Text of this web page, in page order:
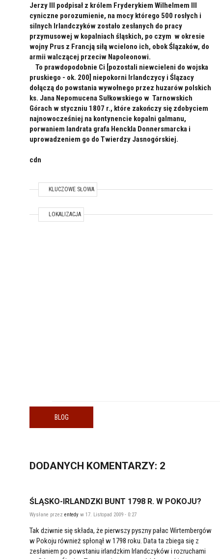
Jerzy III podpisał z królem Fryderykiem Wilhelmem III
cyniczne porozumienie, na mocy którego 500 rosłych i
silnych Irlandczyków zostało zesłanych do pracy
przymusowej w kopalniach śląskich, po czym w okresie
wojny Prus z Francją siłą wcielono ich, obok Ślązaków, do
armii walczącej przeciw Napoleonowi.
To prawdopodobnie Ci [pozostali niewcieleni do wojska
pruskiego - ok. 200] niepokorni Irlandczycy i Ślązacy
dołączą do powstania wywołnego przez huzarów polskich
ks. Jana Nepomucena Sułkowskiego w Tarnowskich
Górach w styczniu 1807 r., które zakończy się zdobyciem
najnowocześniej na kontynencie kopalni galmanu,
porwaniem landrata grafa Henckla Donnersmarcka i
uprowadzeniem go do Twierdzy Jasnogórskiej.
cdn
TEMAT / LOKALIZACJA
KLUCZOWE SŁOWA
LOKALIZACJA
BLOG
DODANYCH KOMENTARZY: 2
ŚLĄSKO-IRLANDZKI BUNT 1798 R. W POKOJU?
Wysłane przez entedy w 17. Listopad 2009 - 0:27
Tak dziwnie się składa, że pierwszy pyszny pałac Wirtembergów
w Pokoju również spłonął w 1798 roku. Data ta zbiega się z
zesłaniem po powstaniu irlandzkim Irlandczyków i rozruchami